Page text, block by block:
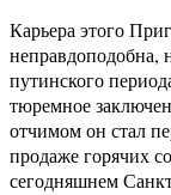
Карьера этого
неправдоподобна,
путинского
тюремное
отчимом он стал
продаже горячих
сегодняшнем